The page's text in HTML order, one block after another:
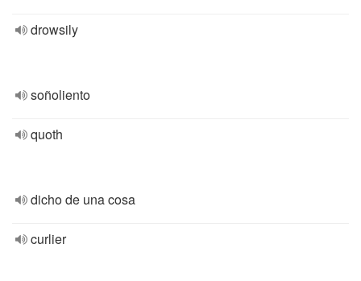
drowsily
soñoliento
quoth
dicho de una cosa
curlier